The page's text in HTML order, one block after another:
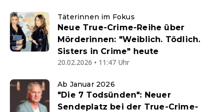
Täterinnen im Fokus
Neue True-Crime-Reihe über
Mörderinnen: "Weiblich. Tödlich.
Sisters in Crime" heute
20.02.2026 • 11:47 Uhr
Ab Januar 2026
"Die 7 Todsünden": Neuer
Sendeplatz bei der True-Crime-